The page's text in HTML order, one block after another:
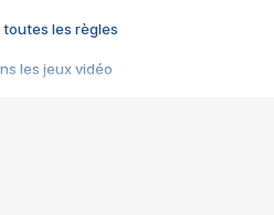
toutes les règles
les jeux vidéo